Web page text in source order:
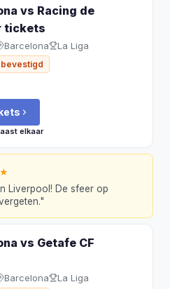
vs Racing de
tickets
Barcelona La Liga
bevestigd
elkaar
Liverpool! De sfeer op
"
vs Getafe CF
Barcelona La Liga